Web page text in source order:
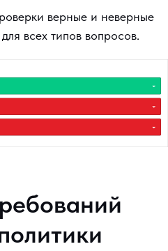
верные и неверные
всех типов вопросов.